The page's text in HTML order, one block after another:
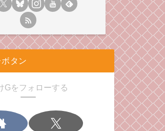
タン
Gをフォローする